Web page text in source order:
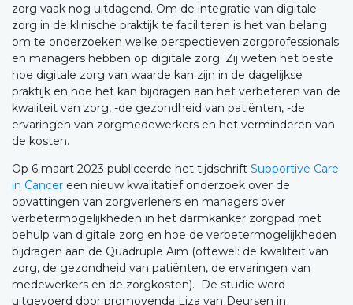
zorg vaak nog uitdagend. Om de integratie van digitale
zorg in de klinische praktijk te faciliteren is het van belang
om te onderzoeken welke perspectieven zorgprofessionals
en managers hebben op digitale zorg. Zij weten het beste
hoe digitale zorg van waarde kan zijn in de dagelijkse
praktijk en hoe het kan bijdragen aan het verbeteren van de
kwaliteit van zorg, -de gezondheid van patiënten, -de
ervaringen van zorgmedewerkers en het verminderen van
de kosten.
Op 6 maart 2023 publiceerde het tijdschrift Supportive Care
in Cancer een nieuw kwalitatief onderzoek over de
opvattingen van zorgverleners en managers over
verbetermogelijkheden in het darmkanker zorgpad met
behulp van digitale zorg en hoe de verbetermogelijkheden
bijdragen aan de Quadruple Aim (oftewel: de kwaliteit van
zorg, de gezondheid van patiënten, de ervaringen van
medewerkers en de zorgkosten). De studie werd
uitgevoerd door promovenda Liza van Deursen in